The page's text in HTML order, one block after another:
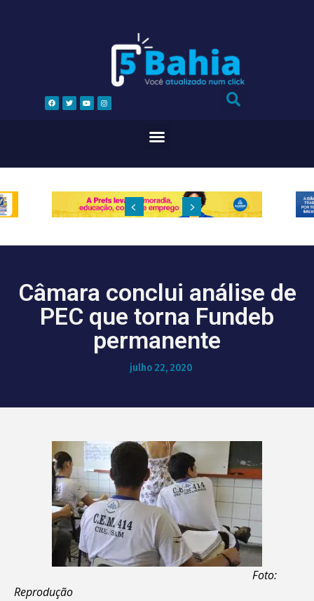
Câmara conclui análise de
PEC que torna Fundeb
permanente
julho 22, 2020
Foto:
Reprodução